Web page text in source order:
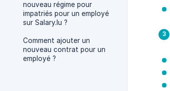
nouveau régime pour
impatriés pour un employé
sur Salary.lu ?
Comment ajouter un
nouveau contrat pour un
employé ?